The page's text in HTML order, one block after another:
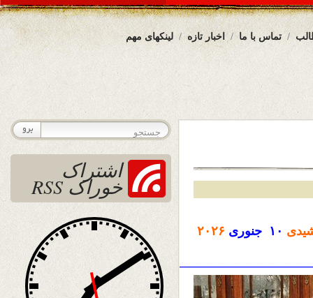
لینکهای مهم اخبار تازه تماس با ما
۱۰ جنوری ۲۰۲۶
اشتراک
خوراک RSS